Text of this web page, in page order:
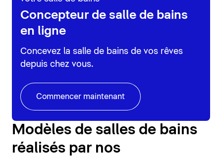
Concepteur de salle de bains
en ligne
Concevez la salle de bains de vos rêves
depuis chez vous.
Commencer maintenant
Modèles de salles de bains
réalisés par nos